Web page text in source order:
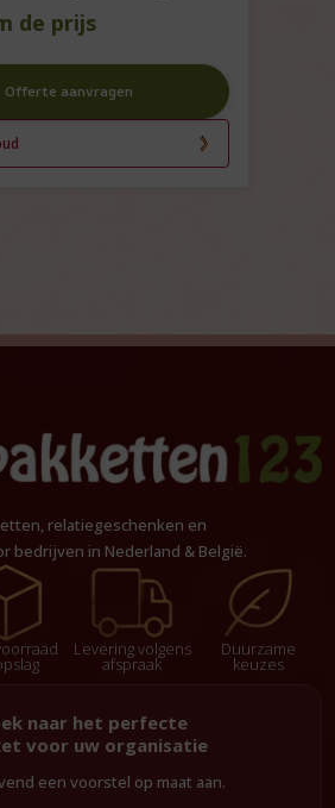
de prijs
Offerte aanvragen
relatiegeschenken en
bedrijven in Nederland & België.
Levering volgens
afspraak
Duurzame
keuzes
naar het perfecte
voor uw organisatie
een voorstel op maat aan.